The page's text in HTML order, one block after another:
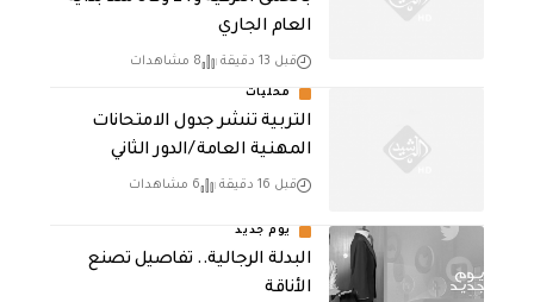
العام الجاري
قبل 13 دقيقة 8 مشاهدات
محليات
التربية تنشر جدول الامتحانات
المهنية العامة /الدور الثاني
قبل 16 دقيقة 6 مشاهدات
يوم جديد
البدلة الرجالية.. تفاصيل تصنع
الأناقة